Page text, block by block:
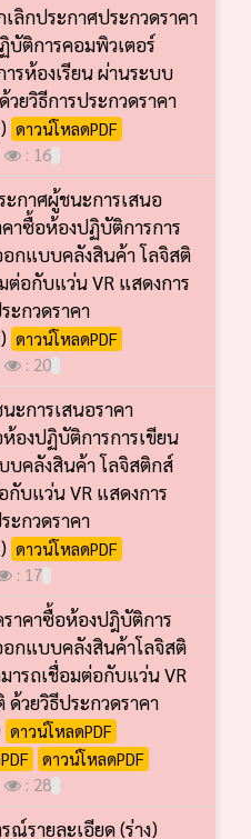
เลิกประกาศประกวดราคา
ติการคอมพิวเตอร์
รห้องเรียน ผ่านระบบ
ยวิธีการประกวดราคา
ดาวน์โหลดPDF
: 16
ะกาศผู้ชนะการเสนอ
คาซื้อห้องปฏิบัติการการ
อกแบบคลังสินค้า โลจิสติ
ต่อกับแว่น VR แสดงการ
ะกวดราคา
ดาวน์โหลดPDF
: 20
ะการเสนอราคา
องปฏิบัติการการเขียน
บคลังสินค้า โลจิสติกส์
กับแว่น VR แสดงการ
ะกวดราคา
ดาวน์โหลดPDF
: 17
าคาซื้อห้องปฎิบัติการ
อกแบบคลังสินค้าโลจิสติ
ารถเชื่อมต่อกับแว่น VR
วยวิธีประกวดราคา
ดาวน์โหลดPDF
ดาวน์โหลดPDF
: 28
ณ์รายละเอียด (ร่าง)